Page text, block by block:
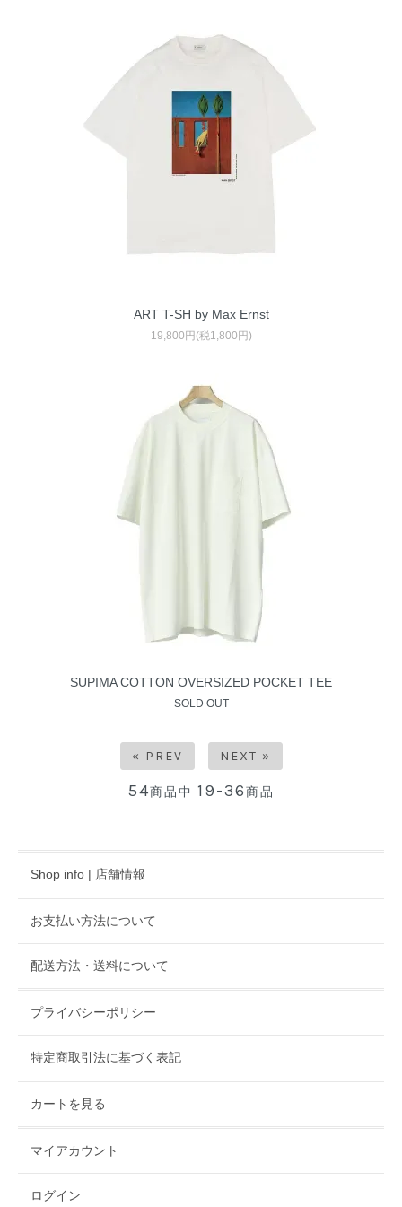
ART T-SH by Max Ernst
19,800円(税1,800円)
SUPIMA COTTON OVERSIZED POCKET TEE
SOLD OUT
« PREV NEXT »
54商品中 19-36商品
Shop info | 店舗情報
お支払い方法について
配送方法・送料について
プライバシーポリシー
特定商取引法に基づく表記
カートを見る
マイアカウント
ログイン